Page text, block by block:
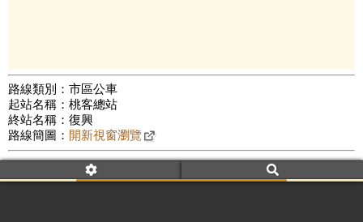
路線類別：市區公車
起站名稱：桃客總站
終站名稱：復興
路線簡圖： 開新視窗瀏覽
附屬名稱：5090
車頭描述：桃園
復興
公車數量: 累計4110、上線3272